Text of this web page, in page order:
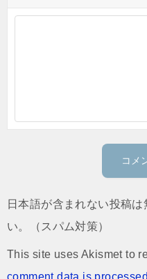
日本語が含まれない投稿
い。（スパム対策）
This site uses Akismet to
comment data is